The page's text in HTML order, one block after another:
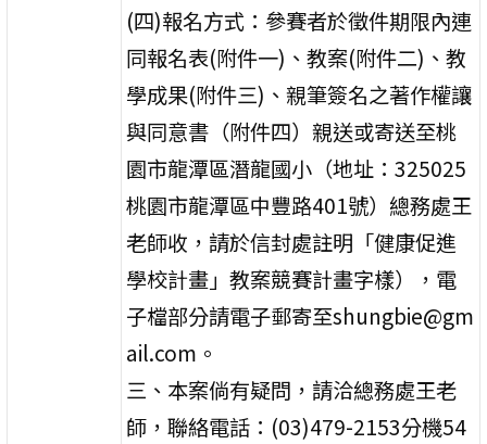
(四)報名方式：參賽者於徵件期限內連
同報名表(附件一)、教案(附件二)、教
學成果(附件三)、親筆簽名之著作權讓
與同意書（附件四）親送或寄送至桃
園市龍潭區潛龍國小（地址：325025
桃園市龍潭區中豐路401號）總務處王
老師收，請於信封處註明「健康促進
學校計畫」教案競賽計畫字樣），電
子檔部分請電子郵寄至shungbie@gm
ail.com。
三、本案倘有疑問，請洽總務處王老
師，聯絡電話：(03)479-2153分機54